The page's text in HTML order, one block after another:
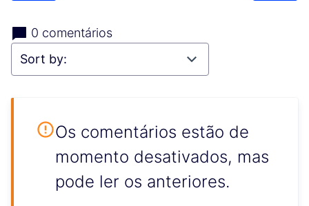
0 comentários
Os comentários estão de
momento desativados, mas
pode ler os anteriores.